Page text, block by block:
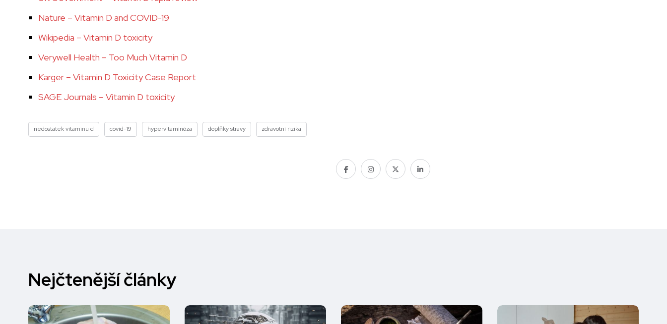
Nature – Vitamin D and COVID-19
Wikipedia – Vitamin D toxicity
Verywell Health – Too Much Vitamin D
Karger – Vitamin D Toxicity Case Report
SAGE Journals – Vitamin D toxicity
nedostatek vitaminu d covid-19 hypervitaminóza doplňky stravy zdravotní rizika
Nejčtenější články